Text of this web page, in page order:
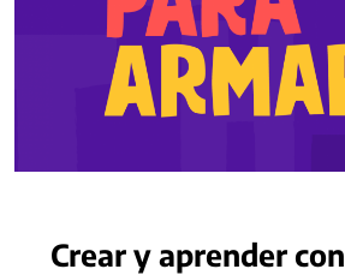
Crear y aprender con